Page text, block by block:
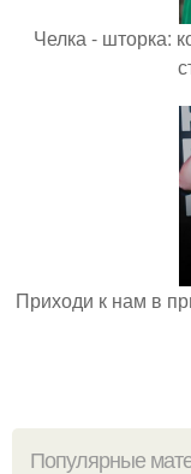
Челка - шторка:
Приходи к нам в
Популярные